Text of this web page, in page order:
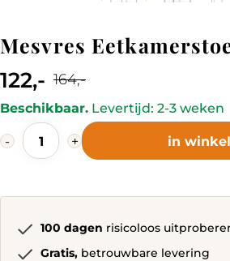
Mesvres
122,-
Current
price
is:
122,-.
164,-
Original
price
was:
164,-.
Beschikbaar. Levertijd: 2-3 weken
-
Mesvres
Eetkamerstoel
Grijs
+ in
100 dagen risicoloos
Gratis, betrouwbare levering